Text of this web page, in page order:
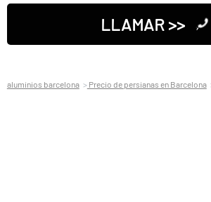
LLAMAR >>
aluminios barcelona Precio de persianas en Barcelona